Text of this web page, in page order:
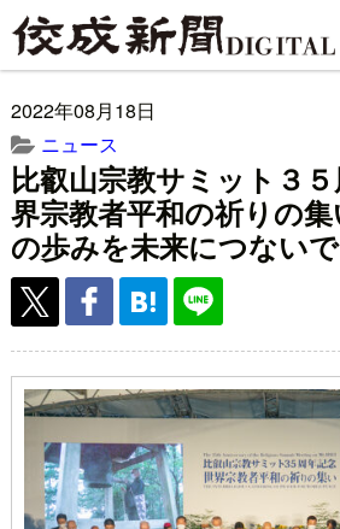
2022年08月18日
ニュース
比叡山宗教サミット３
界宗教者平和の祈りの
の歩みを未来につないで